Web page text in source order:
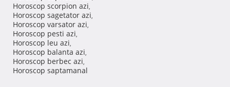
Horoscop scorpion azi,
Horoscop sagetator azi,
Horoscop varsator azi,
Horoscop pesti azi,
Horoscop leu azi,
Horoscop balanta azi,
Horoscop berbec azi,
Horoscop saptamanal